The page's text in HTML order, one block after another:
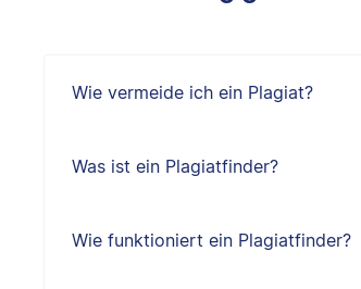
Wie vermeide ich ein Plagiat?
Was ist ein Plagiatfinder?
Wie funktioniert ein Plagiatfinder?